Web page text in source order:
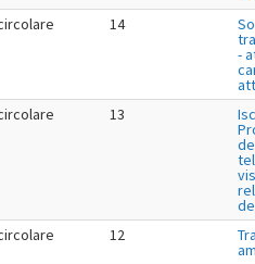
14
-
13
12